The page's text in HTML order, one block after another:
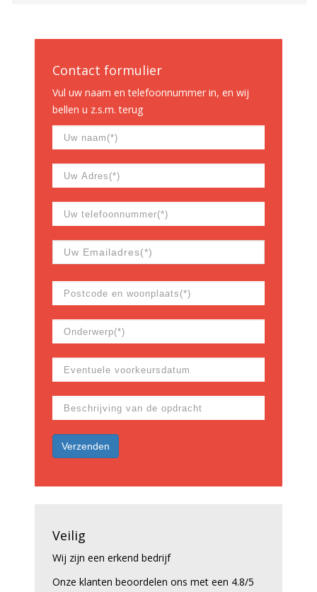
Contact formulier
Vul uw naam en telefoonnummer in, en wij
bellen u z.s.m. terug
Veilig
Wij zijn een erkend bedrijf
Onze klanten beoordelen ons met een 4.8/5